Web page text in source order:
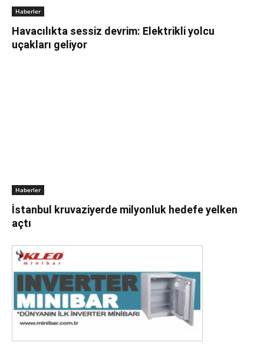
Haberler
Havacılıkta sessiz devrim: Elektrikli yolcu
uçakları geliyor
Haberler
İstanbul kruvaziyerde milyonluk hedefe yelken
açtı